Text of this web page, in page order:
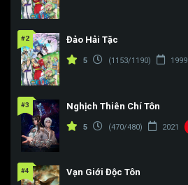
#2 Đảo Hải Tặc
5 (1153/1190) 1999
#3 Nghịch Thiên Chí Tôn
5 (470/480) 2021
#4 Vạn Giới Độc Tôn